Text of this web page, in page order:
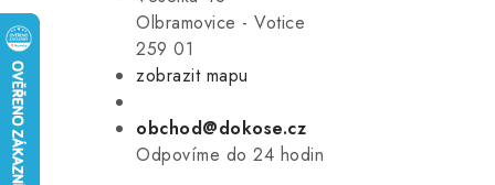
Olbramovice - Votice
259 01
zobrazit mapu
obchod@dokose.cz
Odpovíme do 24 hodin